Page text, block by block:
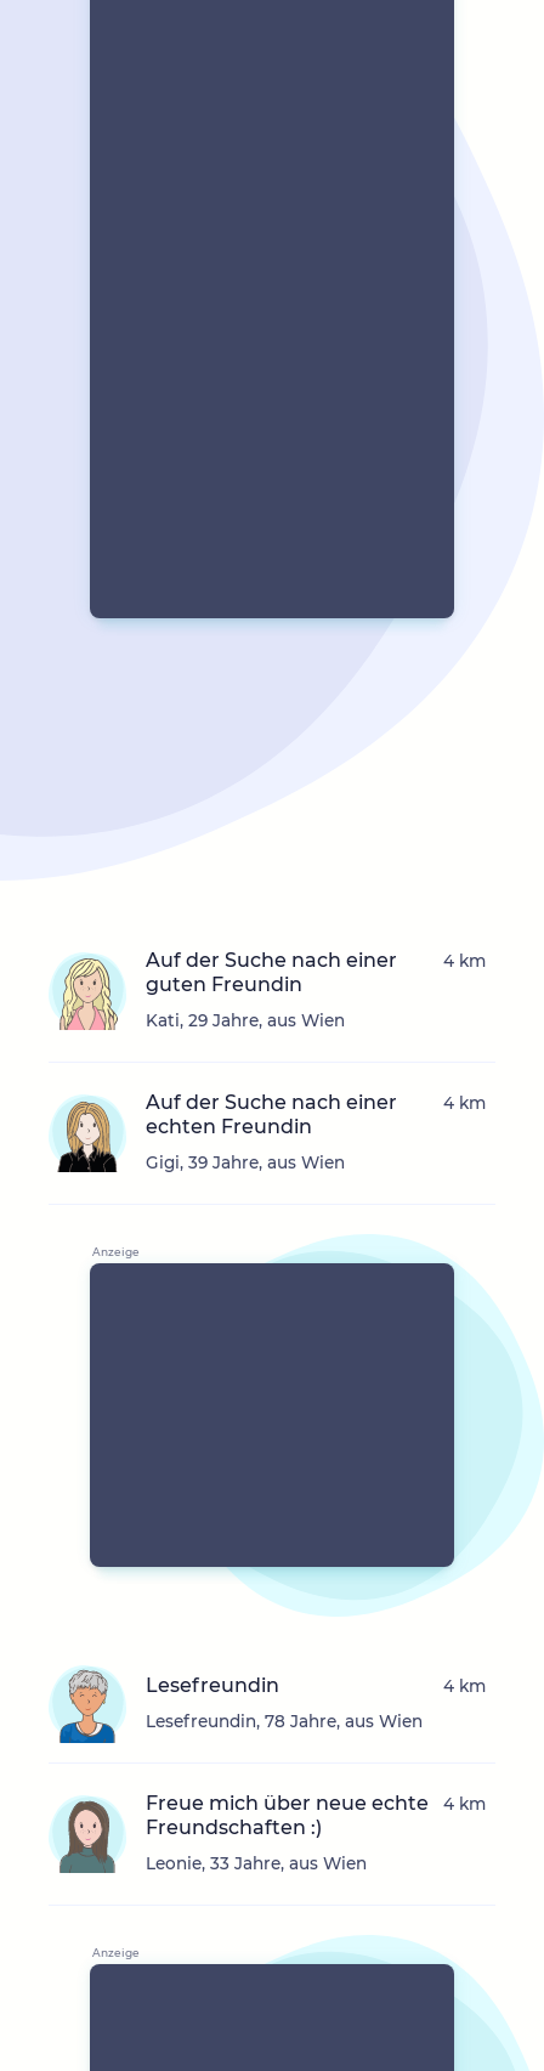
Auf der Suche nach einer
guten Freundin
Kati, 29 Jahre, aus Wien
4 km
Auf der Suche nach einer
echten Freundin
Gigi, 39 Jahre, aus Wien
4 km
Lesefreundin
Lesefreundin, 78 Jahre, aus Wien
4 km
Freue mich über neue echte
Freundschaften :)
Leonie, 33 Jahre, aus Wien
4 km